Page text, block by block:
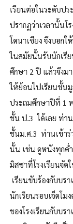
เรียนต่อในระดับป
ปรากฏว่าเวลานั้นโ
โดนาเซียง จึงบอก
ในสมัยนั้นรับนักเรี
ศึกษา 2 ปี แล้วจึงม
ให้ย้อนไปเรียนชั้น
ประถมศึกษาปีที่ 1
ชั้น ป.3 ได้เลย ท่า
ชั้นม.ศ.3 ท่านเข้าร่
นั้น เช่น ดูหนังทุกค่
มิสซาที่โรงเรียนจัด
เรียนขับร้องกับบร
นักเรียนรอบเจ็ดโม
ของโรงเรียนกับบ